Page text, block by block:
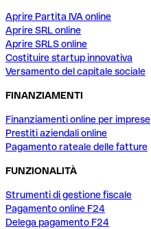
Aprire Partita IVA online
Aprire SRL online
Aprire SRLS online
Costituire startup innovativa
Versamento del capitale sociale
FINANZIAMENTI
Finanziamenti online per imprese
Prestiti aziendali online
Pagamento rateale delle fatture
FUNZIONALITÀ
Strumenti di gestione fiscale
Pagamento online F24
Delega pagamento F24